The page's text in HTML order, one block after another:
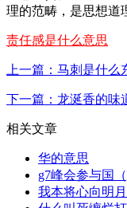
理的范畴，是思想道
责任感是什么意思
上一篇：马刺是什么
下一篇：龙涎香的味
相关文章
华的意思
g7峰会参与国
我本将心向明